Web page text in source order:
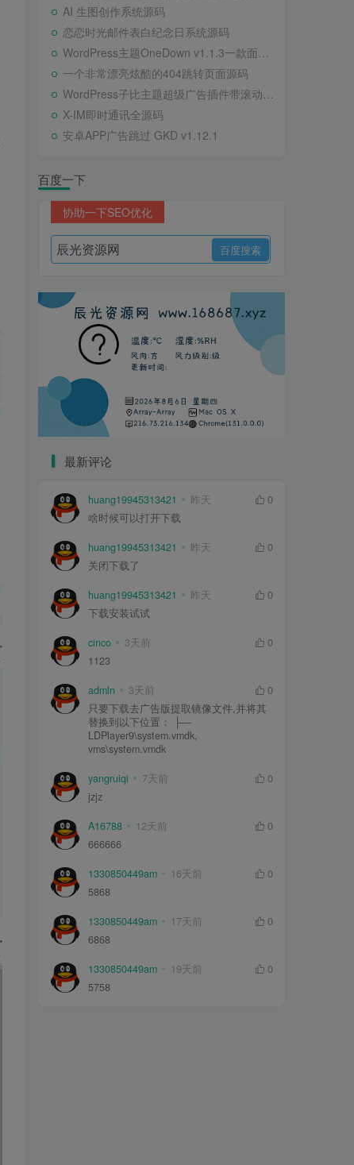
AI 生图创作系统源码
恋恋时光邮件表白纪念日系统源码
WordPress主题OneDown v1.1.3一款面向个人站长的资源下载、技术教程、内容资讯类站点的 WordPress 主题
一个非常漂亮炫酷的404跳转页面源码
WordPress子比主题超级广告插件带滚动公告
X-IM即时通讯全源码
安卓APP广告跳过 GKD v1.12.1
百度一下
协助一下SEO优化
最新评论
huang19945313421 昨天
0
啥时候可以打开下载
huang19945313421 昨天
0
关闭下载了
huang19945313421 昨天
0
下载安装试试
cinco 3天前
0
1123
admln 3天前
0
只要下载去广告版提取镜像文件,并将其
替换到以下位置： ├—
LDPlayer9\system.vmdk,
vms\system.vmdk
yangruiqi 7天前
0
jzjz
A16788 12天前
0
666666
1330850449am 16天前
0
5868
1330850449am 17天前
0
6868
1330850449am 19天前
0
5758